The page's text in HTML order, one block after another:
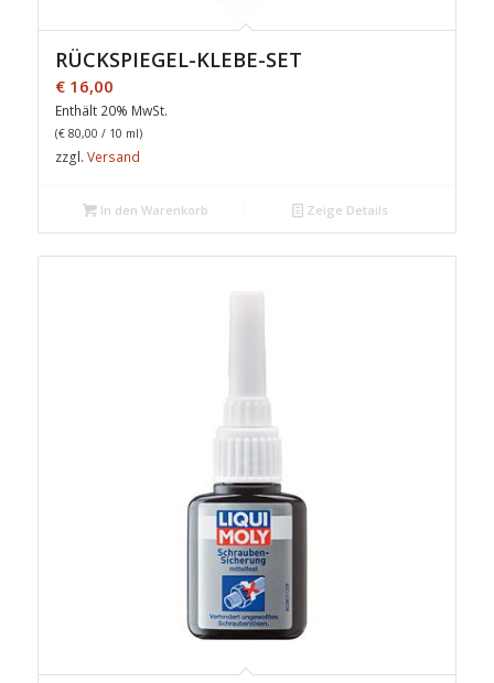
RÜCKSPIEGEL-KLEBE-SET
€16,00
Enthält 20% MwSt.
(€80,00 / 10 ml)
zzgl. Versand
In den Warenkorb Zeige Details